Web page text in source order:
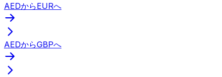
AEDからEURへ
AEDからGBPへ